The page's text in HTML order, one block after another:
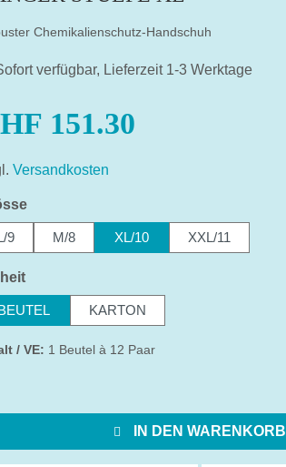
Chemikalienschutz-Handschuh
verfügbar, Lieferzeit 1-3 Werktage
151.30
Versandkosten
auswählen
9 M/8 XL/10 XXL/11
auswählen
KARTON
/ VE: 1 Beutel à 12 Paar
IN DEN WARENKORB